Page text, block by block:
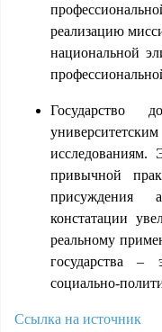
реализацию
национальной
Государство
исследованиям.
привычной
присуждения
констатации
реальному
государства –
социально-
Ссылка на источник